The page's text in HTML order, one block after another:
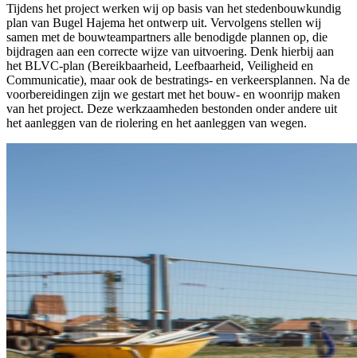
Tijdens het project werken wij op basis van het stedenbouwkundig
plan van Bugel Hajema het ontwerp uit. Vervolgens stellen wij
samen met de bouwteampartners alle benodigde plannen op, die
bijdragen aan een correcte wijze van uitvoering. Denk hierbij aan
het BLVC-plan (Bereikbaarheid, Leefbaarheid, Veiligheid en
Communicatie), maar ook de bestratings- en verkeersplannen. Na de
voorbereidingen zijn we gestart met het bouw- en woonrijp maken
van het project. Deze werkzaamheden bestonden onder andere uit
het aanleggen van de riolering en het aanleggen van wegen.